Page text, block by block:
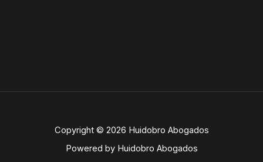
Copyright © 2026 Huidobro Abogados
Powered by Huidobro Abogados